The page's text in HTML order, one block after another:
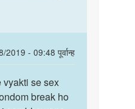
2019 - 09:48 पूर्वान्ह
vyakti se sex
break ho